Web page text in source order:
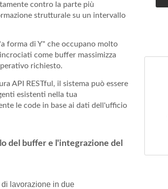
contro la parte più
strutturale su un intervallo
forma di Y" che occupano molto
come buffer massimizza
richiesto.
API RESTful, il sistema può essere
esistenti nella tua
le code in base ai dati dell'ufficio
del buffer e l'integrazione del
lavorazione in due